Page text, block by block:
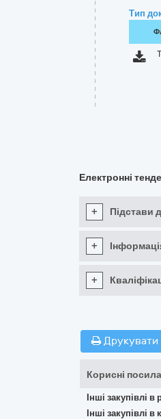
Тип
Електронні
+ Підстави
+
+
Друкувати
Корисні
Інші закупівлі в
Інші закупівлі